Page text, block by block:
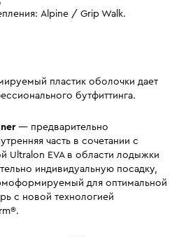
Alpine / Grip Walk.
пластик оболочки дает
бутфиттинга.
— предварительно
часть в сочетании с
Ultralon EVA в области лодыжки
индивидуальную посадку,
для оптимальной
с новой технологией